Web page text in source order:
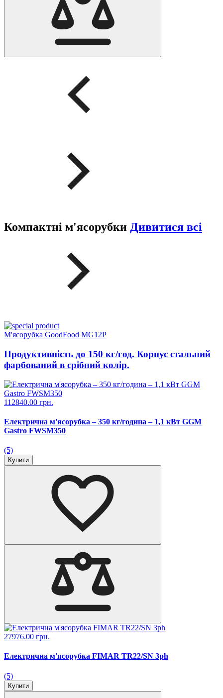
Компактні м'ясорубки Дивитися всі
М'ясорубка GoodFood MG12P
Продуктивність до 150 кг/год. Корпус стальний
фарбований в срібний колір.
112840.00 грн.
Електрична м'ясорубка – 350 кг/година – 1,1 кВт GGM
Gastro FWSM350
(5)
Купити
27976.00 грн.
Електрична м'ясорубка FIMAR ТR22/SN 3ph
(5)
Купити